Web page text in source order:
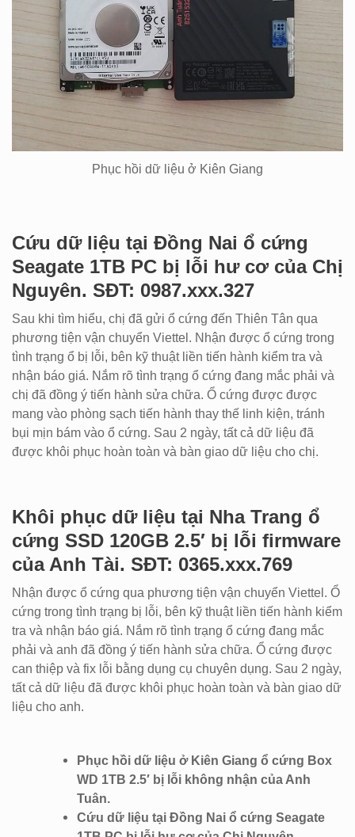
Phục hồi dữ liệu ở Kiên Giang
Cứu dữ liệu tại Đồng Nai ổ cứng
Seagate 1TB PC bị lỗi hư cơ của Chị
Nguyên. SĐT: 0987.xxx.327
Sau khi tìm hiểu, chị đã gửi ổ cứng đến Thiên Tân qua
phương tiện vận chuyển Viettel. Nhận được ổ cứng trong
tình trạng ổ bị lỗi, bên kỹ thuật liền tiến hành kiểm tra và
nhận báo giá. Nắm rõ tình trạng ổ cứng đang mắc phải và
chị đã đồng ý tiến hành sửa chữa. Ổ cứng được được
mang vào phòng sạch tiến hành thay thế linh kiện, tránh
bụi mịn bám vào ổ cứng. Sau 2 ngày, tất cả dữ liệu đã
được khôi phục hoàn toàn và bàn giao dữ liệu cho chị.
Khôi phục dữ liệu tại Nha Trang ổ
cứng SSD 120GB 2.5′ bị lỗi firmware
của Anh Tài. SĐT: 0365.xxx.769
Nhận được ổ cứng qua phương tiện vận chuyển Viettel. Ổ
cứng trong tình trạng bị lỗi, bên kỹ thuật liền tiến hành kiểm
tra và nhận báo giá. Nắm rõ tình trạng ổ cứng đang mắc
phải và anh đã đồng ý tiến hành sửa chữa. Ổ cứng được
can thiệp và fix lỗi bằng dụng cụ chuyên dụng. Sau 2 ngày,
tất cả dữ liệu đã được khôi phục hoàn toàn và bàn giao dữ
liệu cho anh.
Phục hồi dữ liệu ở Kiên Giang ổ cứng Box
WD 1TB 2.5′ bị lỗi không nhận của Anh
Tuân.
Cứu dữ liệu tại Đồng Nai ổ cứng Seagate